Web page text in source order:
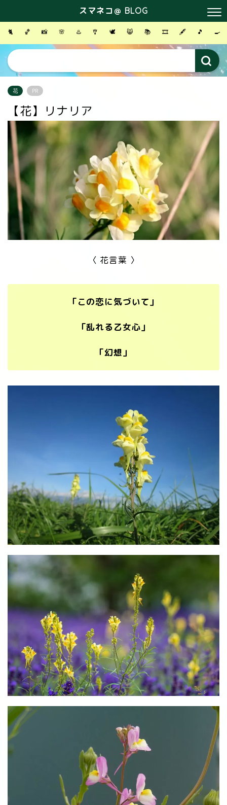
スマネコ＠ BLOG
🐈 🏀 📸 🌸 ♨️ 🎐 🕊 😸 📚 🎞 🖋 🎵 🍳
花 PR
【花】リナリア
〈 花言葉 〉
「この恋に気づいて」
「乱れる乙女心」
「幻想」